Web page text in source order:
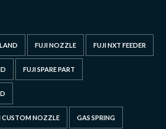
FUJI NOZZLE FUJI NXT FEEDER
FUJI SPARE PART
CUSTOM NOZZLE GAS SPRING